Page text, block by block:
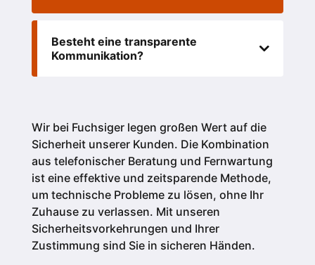
Besteht eine transparente
Kommunikation?
Wir bei Fuchsiger legen großen Wert auf die
Sicherheit unserer Kunden. Die Kombination
aus telefonischer Beratung und Fernwartung
ist eine effektive und zeitsparende Methode,
um technische Probleme zu lösen, ohne Ihr
Zuhause zu verlassen. Mit unseren
Sicherheitsvorkehrungen und Ihrer
Zustimmung sind Sie in sicheren Händen.